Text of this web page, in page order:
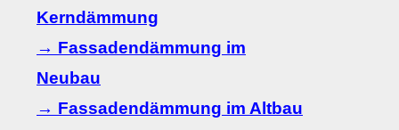
Kerndämmung
→ Fassadendämmung im
Neubau
→ Fassadendämmung im Altbau